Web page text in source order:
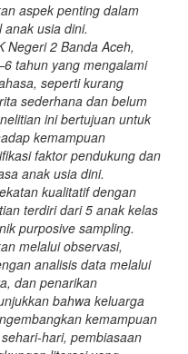
aspek penting dalam
usia dini.
Negeri 2 Banda Aceh,
tahun yang mengalami
seperti kurang
sederhana dan belum
ini bertujuan untuk
kemampuan
faktor pendukung dan
anak usia dini.
kualitatif dengan
terdiri dari 5 anak kelas
purposive sampling.
melalui observasi,
analisis data melalui
dan penarikan
bahwa keluarga
kemampuan
hari, pembiasaan